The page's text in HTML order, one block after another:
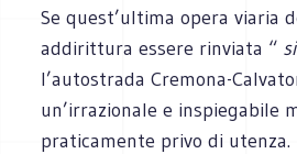
Se quest’ultima opera viaria
addirittura essere rinviata “
l’autostrada Cremona-
un’irrazionale e inspiegabile
praticamente privo di utenza.